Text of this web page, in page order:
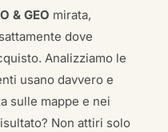
& GEO mirata,
dove
Analizziamo le
usano davvero e
sulle mappe e nei
Non attiri solo